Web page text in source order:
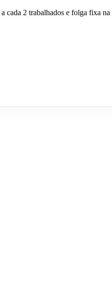
2 trabalhados e folga fixa na